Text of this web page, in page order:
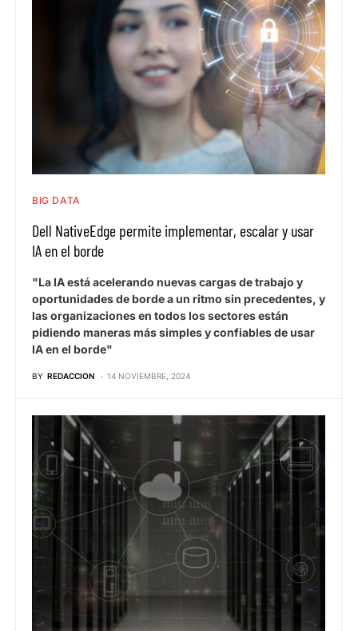
BIG DATA
Dell NativeEdge permite implementar, escalar y usar
IA en el borde
"La IA está acelerando nuevas cargas de trabajo y
oportunidades de borde a un ritmo sin precedentes, y
las organizaciones en todos los sectores están
pidiendo maneras más simples y confiables de usar
IA en el borde"
BY REDACCION 14 NOVIEMBRE, 2024